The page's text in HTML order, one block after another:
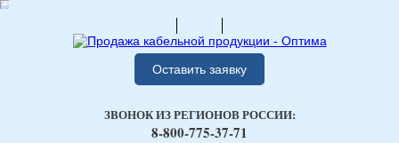
Оставить заявку
ЗВОНОК ИЗ РЕГИОНОВ РОССИИ:
8-800-775-37-71